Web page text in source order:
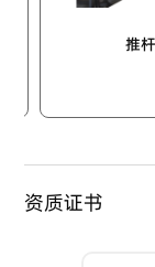
资质证书